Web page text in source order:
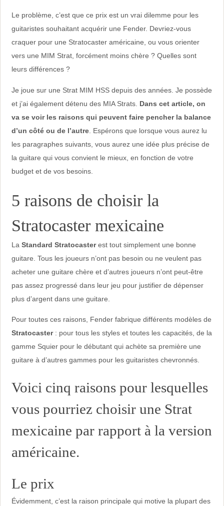
Le problème, c’est que ce prix est un vrai dilemme pour les
guitaristes souhaitant acquérir une Fender. Devriez-vous
craquer pour une Stratocaster américaine, ou vous orienter
vers une MIM Strat, forcément moins chère ? Quelles sont
leurs différences ?
Je joue sur une Strat MIM HSS depuis des années. Je possède
et j’ai également détenu des MIA Strats. Dans cet article, on
va se voir les raisons qui peuvent faire pencher la balance
d’un côté ou de l’autre. Espérons que lorsque vous aurez lu
les paragraphes suivants, vous aurez une idée plus précise de
la guitare qui vous convient le mieux, en fonction de votre
budget et de vos besoins.
5 raisons de choisir la
Stratocaster mexicaine
La Standard Stratocasterest tout simplement une bonne
guitare. Tous les joueurs n’ont pas besoin ou ne veulent pas
acheter une guitare chère et d’autres joueurs n’ont peut-être
pas assez progressé dans leur jeu pour justifier de dépenser
plus d’argent dans une guitare.
Pour toutes ces raisons, Fender fabrique différents modèles de
Stratocaster: pour tous les styles et toutes les capacités, de la
gamme Squier pour le débutant qui achète sa première une
guitare à d’autres gammes pour les guitaristes chevronnés.
Voici cinq raisons pour lesquelles
vous pourriez choisir une Strat
mexicaine par rapport à la version
américaine.
Le prix
Évidemment, c’est la raison principale qui motive la plupart des